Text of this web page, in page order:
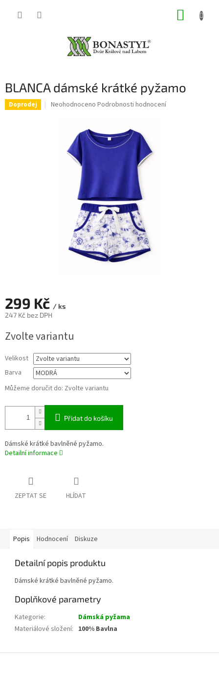
BLANCA dámské krátké pyžamo
Doprodej
Průměrné
hvězdiček.
Neohodnoceno Podrobnosti hodnocení
299 Kč / ks
247 Kč bez DPH
cena:
Zvolte variantu
Velikost
Barva
Můžeme doručit do: Zvolte variantu
Přidat do košíku
Dámské krátké bavlněné pyžamo.
Detailní informace
ZEPTAT SE HLÍDAT
Popis Hodnocení Diskuze
Detailní popis produktu
Dámské krátké bavlněné pyžamo.
Doplňkové parametry
Kategorie:
Dámská pyžama
Materiálové složení: 100% Bavlna